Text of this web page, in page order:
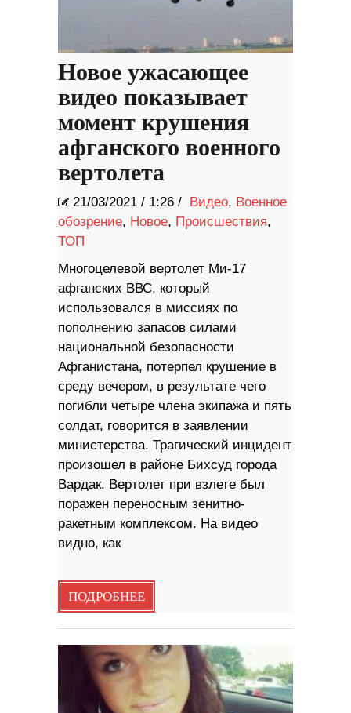
Новое ужасающее
видео показывает
момент крушения
афганского военного
вертолета
21/03/2021 / 1:26 / Видео, Военное
обозрение, Новое, Происшествия,
ТОП
Многоцелевой вертолет Ми-17
афганских ВВС, который
использовался в миссиях по
пополнению запасов силами
национальной безопасности
Афганистана, потерпел крушение в
среду вечером, в результате чего
погибли четыре члена экипажа и пять
солдат, говорится в заявлении
министерства. Трагический инцидент
произошел в районе Бихсуд города
Вардак. Вертолет при взлете был
поражен переносным зенитно-
ракетным комплексом. На видео
видно, как
ПОДРОБНЕЕ